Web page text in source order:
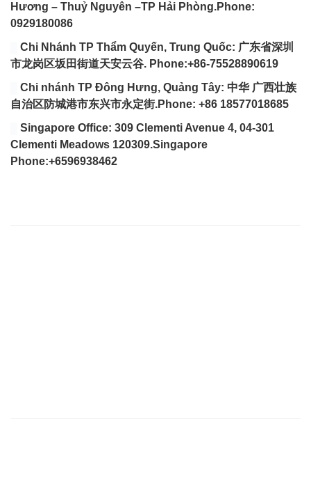
Hương – Thuỷ Nguyên –TP Hải Phòng.Phone:
0929180086
Chi Nhánh TP Thẩm Quyến, Trung Quốc: 广东省深圳
市龙岗区坂田街道天安云谷. Phone:+86-75528890619
Chi nhánh TP Đông Hưng, Quảng Tây: 中华 广西壮族
自治区防城港市东兴市永定街.Phone: +86 18577018685
Singapore Office: 309 Clementi Avenue 4, 04-301
Clementi Meadows 120309.Singapore
Phone:+6596938462